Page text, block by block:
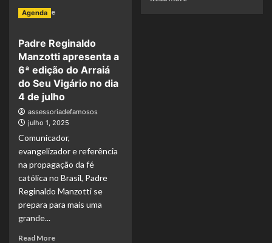
Read MoreRead
“Erguei
as
Mãos”,
sucesso
de
Padre
Marcelo
Rossi,
ganha
nova
versão
com
participação
de
Dilsinho
Agenda
Padre Reginaldo
Manzotti apresenta a
6ª edição do Arraiá
do Seu Vigário no dia
4 de julho
assessoriadefamosos
julho 1, 2025
Comunicador,
evangelizador e referência
na propagação da fé
católica no Brasil, Padre
Reginaldo Manzotti se
prepara para mais uma
grande...
Read MoreRead